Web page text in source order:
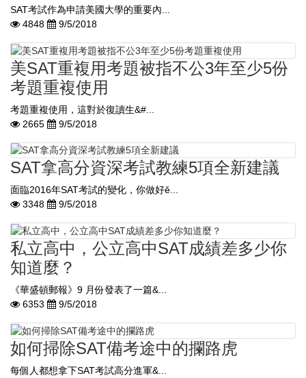
SAT考試作為申請美國大學的重要內...
4848
9/5/2018
美SAT重複用考題被指不公3年至少5份
考題重複使用
​ 考題重複使用，這對於復讀生&#...
2665
9/5/2018
SAT拿高分資深考試教練5項全新建議
​ 面臨2016年SAT考試的變化，你做好ě...
3348
9/5/2018
私立高中，公立高中SAT成績差多少你
知道麼？
《華盛頓郵報》9 月份發表了一篇&...
6353
9/5/2018
如何掃除SAT備考途中的攔路虎
​ 每個人都想拿下SAT考試高分進軍&...